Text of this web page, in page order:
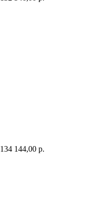
134 144,00 р.